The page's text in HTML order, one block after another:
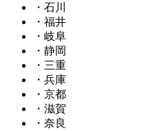
・石川
・福井
・岐阜
・静岡
・三重
・兵庫
・京都
・滋賀
・奈良